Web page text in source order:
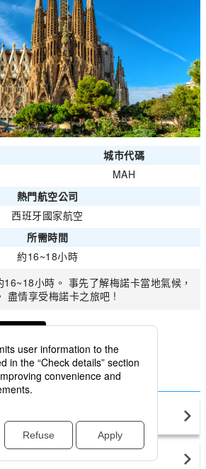
城市代碼
MAH
熱門航空公司
西班牙國家航空
所需時間
約16~18小時
小時。 事先了解梅諾卡當地氣候，
盡情享受梅諾卡之旅吧 !
西班牙最低價格梅諾卡